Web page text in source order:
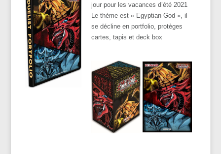
jour pour les vacances d’été 2021
Le thème est « Egyptian God », il
se décline en portfolio, protèges
cartes, tapis et deck box